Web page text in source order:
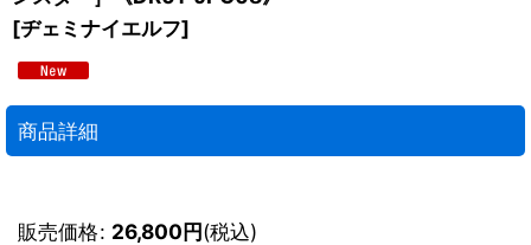
[ヂェミナイエルフ]
商品詳細
販売価格: 26,800円(税込)